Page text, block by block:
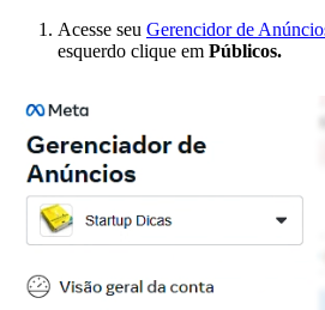
Acesse seu Gerencidor de
esquerdo clique em Públicos.